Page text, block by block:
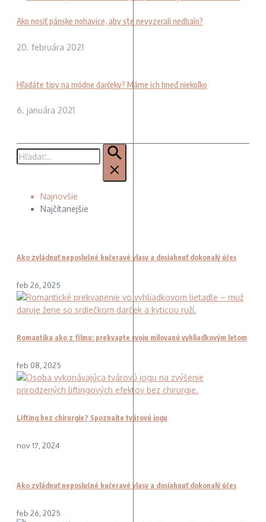
Ako nosiť pánske nohavice, aby ste nevyzerali nedbalo?
20. februára 2021
Hľadáte tipy na módne darčeky? Máme ich hneď niekoľko
6. januára 2021
Hľadať:
Najnovšie
Najčítanejšie
Ako zvládnuť neposlušné kučeravé vlasy a dosiahnuť dokonalý účes
feb 26, 2025
Romantika ako z filmu: prekvapte svoju milovanú vyhliadkovým letom
feb 08, 2025
Lifting bez chirurgie? Spoznajte tvárovú jogu
nov 17, 2024
Ako zvládnuť neposlušné kučeravé vlasy a dosiahnuť dokonalý účes
feb 26, 2025